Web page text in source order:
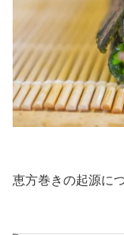
恵方巻きの起源に